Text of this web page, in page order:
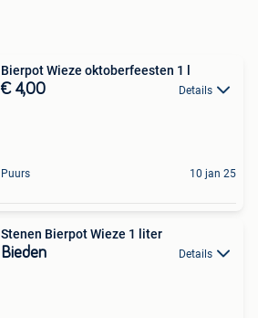
Bierpot Wieze oktoberfeesten 1 l
€ 4,00 Details
Puurs 10 jan 25
Stenen Bierpot Wieze 1 liter
Bieden Details